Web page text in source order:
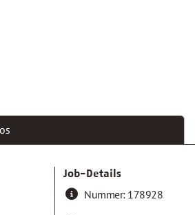
Job-Details
Nummer: 178928